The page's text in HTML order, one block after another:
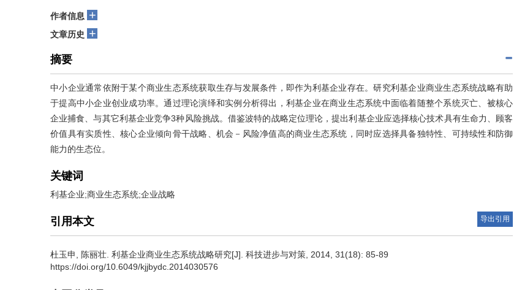
作者信息 +
文章历史 +
摘要
中小企业通常依附于某个商业生态系统获取生存与发展条件，即作为利基企业存在。研究利基企业商业生态系统战略有助
于提高中小企业创业成功率。通过理论演绎和实例分析得出，利基企业在商业生态系统中面临着随整个系统灭亡、被核心
企业捕食、与其它利基企业竞争3种风险挑战。借鉴波特的战略定位理论，提出利基企业应选择核心技术具有生命力、顾客
价值具有实质性、核心企业倾向骨干战略、机会－风险净值高的商业生态系统，同时应选择具备独特性、可持续性和防御
能力的生态位。
关键词
利基企业;商业生态系统;企业战略
引用本文 导出引用
杜玉申 陈丽壮 利基企业商业生态系统战略研究[J]. 科技进步与对策, 2014, 31(18): 85-89
https://doi.org/10.6049/kjjbydc.2014030576